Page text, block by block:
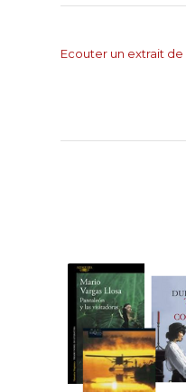
Ecouter un extrait de